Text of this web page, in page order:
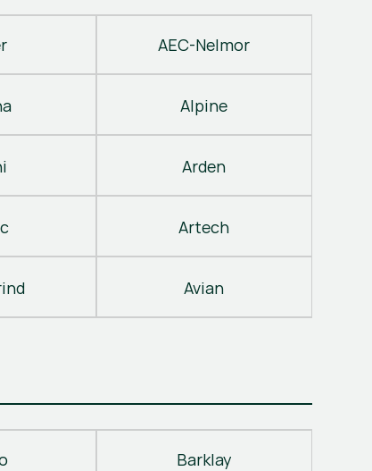
AEC-Nelmor
Alpine
Arden
Artech
Avian
Barklay